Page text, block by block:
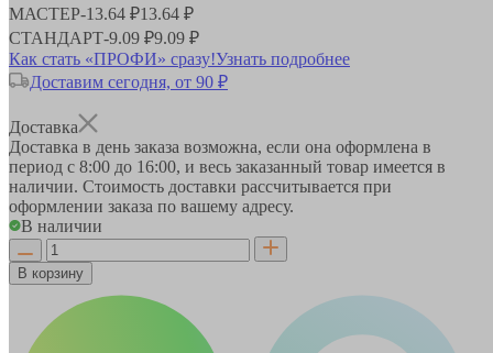
МАСТЕР-13.64 ₽13.64 ₽
СТАНДАРТ-9.09 ₽9.09 ₽
Как стать «ПРОФИ» сразу!Узнать подробнее
Доставим сегодня, от 90 ₽
Доставка
Доставка в день заказа возможна, если она оформлена в
период с 8:00 до 16:00, и весь заказанный товар имеется в
наличии. Стоимость доставки рассчитывается при
оформлении заказа по вашему адресу.
В наличии
В корзину